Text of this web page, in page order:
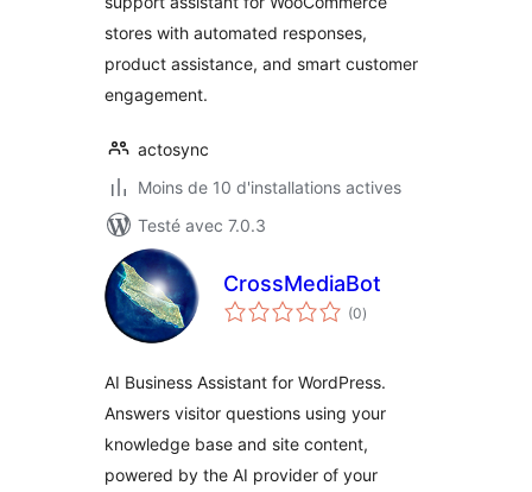
stores with automated responses,
product assistance, and smart customer
engagement.
actosync
Moins de 10 d'installations actives
Testé avec 7.0.3
CrossMediaBot
(0notes
en
)
AI Business Assistant for WordPress.
Answers visitor questions using your
knowledge base and site content,
powered by the AI provider of your